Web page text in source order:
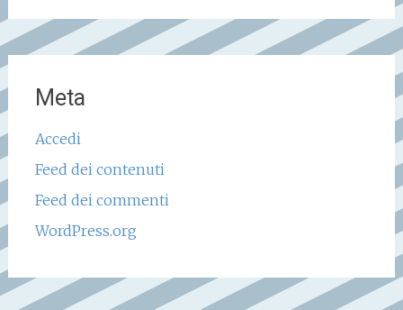
Meta
Accedi
Feed dei contenuti
Feed dei commenti
WordPress.org